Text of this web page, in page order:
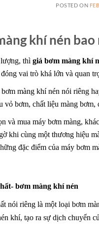
POSTED ON
khí nén
thì giá bơm màng khí
vai trò khá lớn và quan
bơm màng khí nén nói riêng
vỏ bơm, chất liệu màng
và mua máy bơm màng,
khi cùng một thương hiệu
đặc điểm của máy bơm
bơm màng khí nén
nói riêng là một loại bơm
khí, tạo ra sự dịch chuyển